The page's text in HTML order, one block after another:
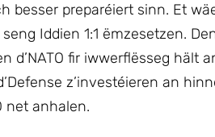
besser preparéiert sinn. Et
Iddien 1:1 ëmzesetzen.
fir iwwerflësseg hält
z’investéieren an
net anhalen.